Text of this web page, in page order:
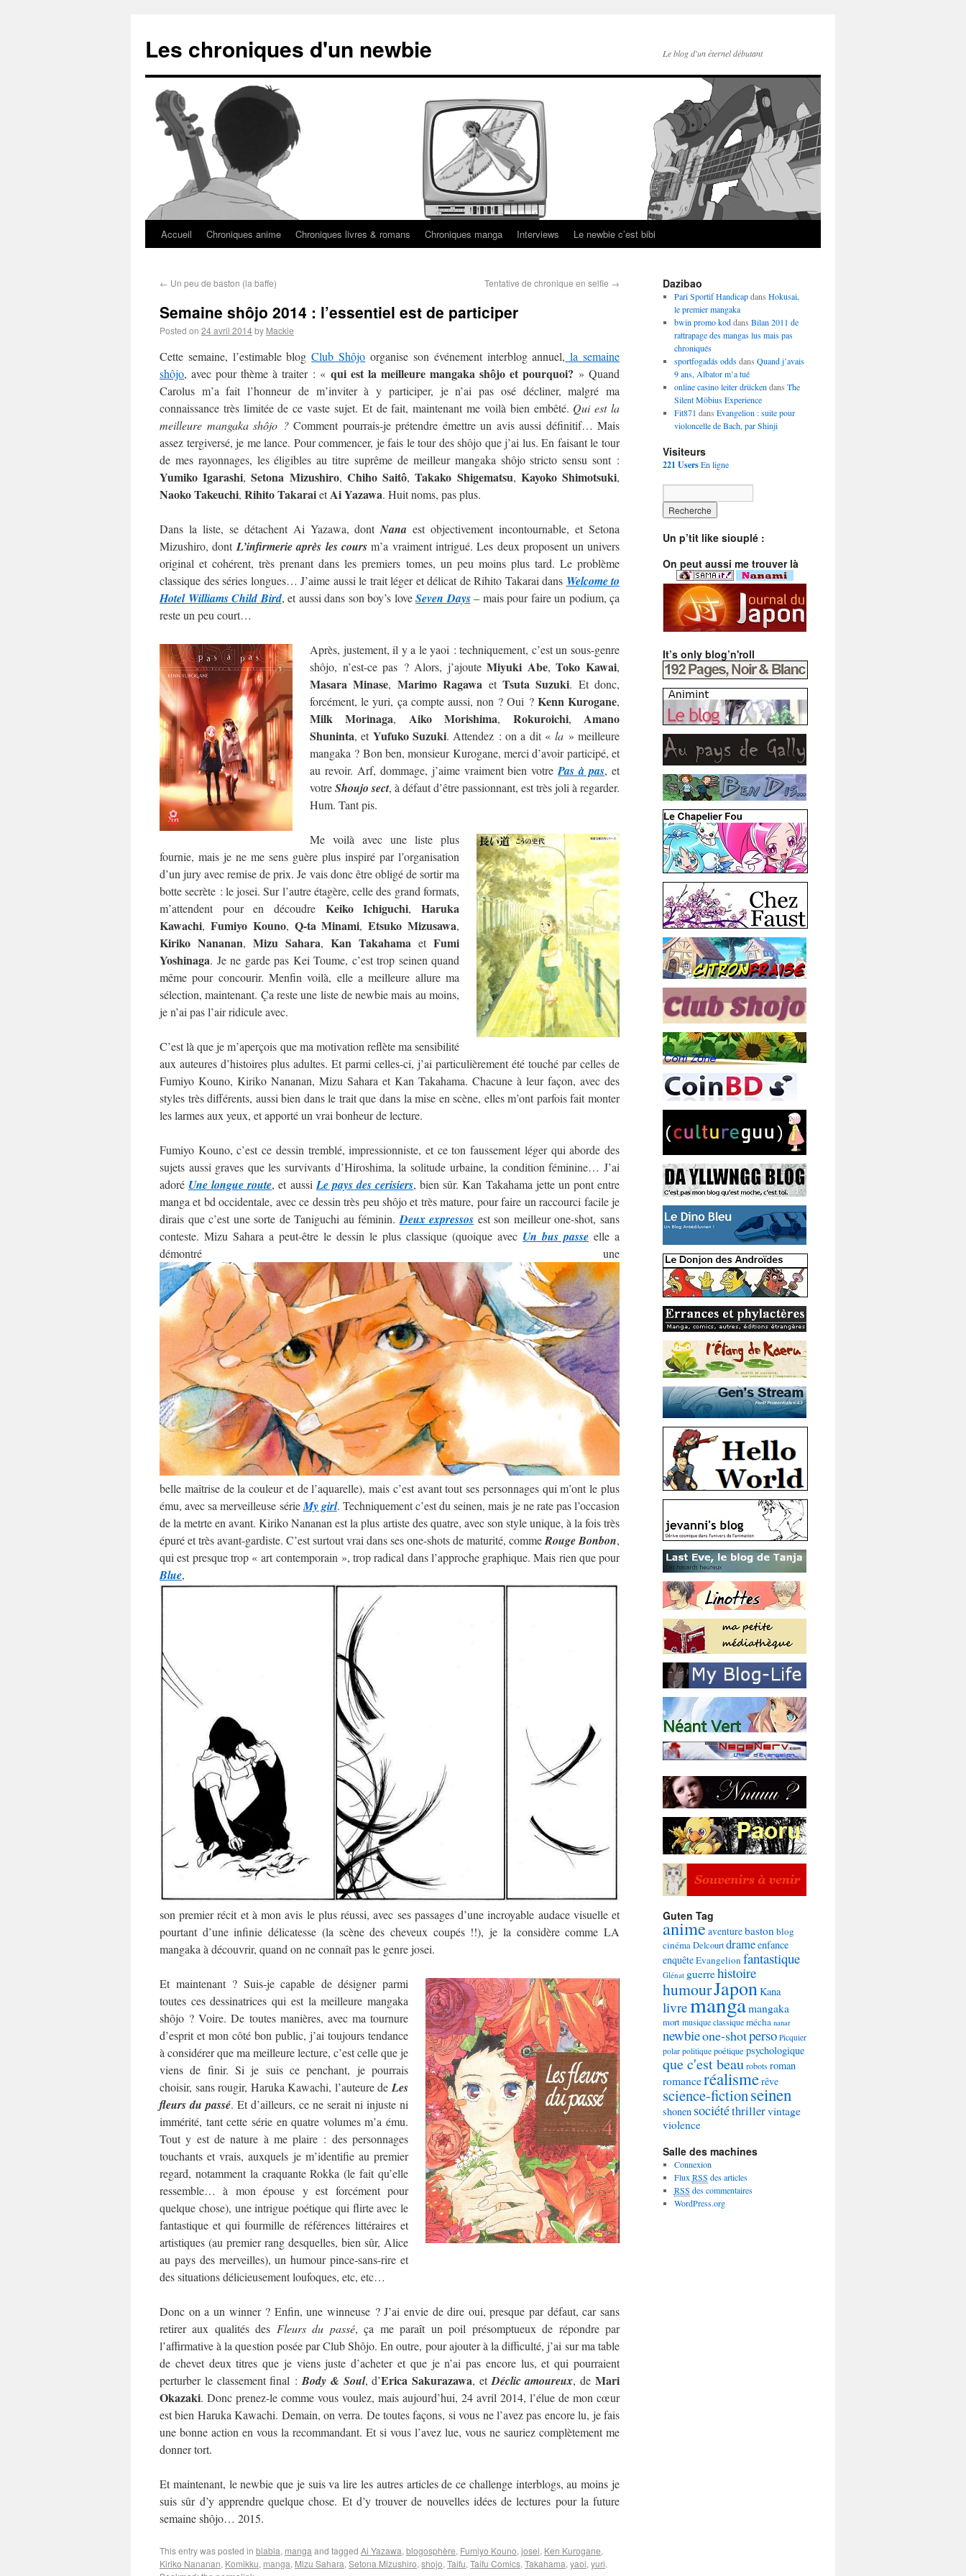
Les chroniques d'un newbie Le blog d'un éternel débutant
Accueil Chroniques anime Chroniques livres & romans Chroniques manga Interviews Le newbie c’est bibi
← Un peu de baston (la baffe) Tentative de chronique en selfie →
Semaine shôjo 2014 : l’essentiel est de participer
Posted on 24 avril 2014by Mackie
Cette semaine, l’estimable blogClub Shôjo organise son événement interblog annuel, la semaine
shôjo, avec pour thème à traiter : « qui est la meilleure mangaka shôjo et pourquoi? » Quand
Carolus m’a fait l’honneur de m’inviter à y participer, je n’ai pas osé décliner, malgré ma
connaissance très limitée de ce vaste sujet. Et de fait, maintenant me voilà bien embêté. Qui est la
meilleure mangaka shôjo ?Comment pourrais-je prétendre émettre un avis aussi définitif… Mais
assez tergiversé, je me lance. Pour commencer, je fais le tour des shôjo que j’ai lus. En faisant le tour
de mes rayonnages, les éligibles au titre suprême de meilleur mangaka shôjo stricto sensu sont :
Yumiko Igarashi,Setona Mizushiro, Chiho Saitô,Takako Shigematsu, Kayoko Shimotsuki,
NaokoTakeuchi, Rihito TakaraietAiYazawa. Huit noms, pas plus.
Dans la liste, se détachent Ai Yazawa, dontNana est objectivement incontournable, et Setona
Mizushiro, dont L’infirmerie après les coursm’a vraiment intrigué. Les deux proposent un univers
original et cohérent, très prenant dans les premiers tomes, un peu moins plus tard. Le problème
classique des séries longues… J’aime aussi le trait léger et délicat de Rihito Takarai dans Welcome to
Hotel Williams Child Bird, et aussi dans son boy’s loveSeven Days– mais pour faire un podium, ça
reste un peu court…
Après, justement, il y a le yaoi : techniquement, c’est un sous-genre
shôjo, n’est-ce pas ? Alors, j’ajouteMiyuki Abe,Toko Kawai,
Masara Minase, Marimo Ragawa et Tsuta Suzuki. Et donc,
forcément, le yuri, ça compte aussi, non ? Oui ? Kenn Kurogane,
Milk Morinaga, Aiko Morishima, Rokuroichi, Amano
Shuninta, et Yufuko Suzuki. Attendez : on a dit «la » meilleure
mangaka ? Bon ben, monsieur Kurogane, merci d’avoir participé, et
au revoir. Arf, dommage, j’aime vraiment bien votrePas à pas, et
votreShoujo sect, à défaut d’être passionnant, est très joli à regarder.
Hum. Tant pis.
Me voilà avec une liste plus
fournie, mais je ne me sens guère plus inspiré par l’organisation
d’un jury avec remise de prix. Je vais donc être obligé de sortir ma
botte secrète : le josei. Sur l’autre étagère, celle des grand formats,
m’attendent pour en découdre Keiko Ichiguchi,Haruka
Kawachi, Fumiyo Kouno, Q-ta Minami,Etsuko Mizusawa,
Kiriko Nananan, Mizu Sahara, Kan Takahama et Fumi
Yoshinaga. Je ne garde pas Kei Toume, c’est trop seinen quand
même pour concourir. Menfin voilà, elle a meilleure allure ma
sélection, maintenant. Ça reste une liste de newbie mais au moins,
je n’ai pas l’air ridicule avec.
C’est là que je m’aperçois que ma motivation reflète ma sensibilité
aux auteures d’histoires plus adultes. Et parmi celles-ci, j’ai particulièrement été touché par celles de
Fumiyo Kouno, Kiriko Nananan, Mizu Sahara et Kan Takahama. Chacune à leur façon, avec des
styles très différents, aussi bien dans le trait que dans la mise en scène, elles m’ont parfois fait monter
les larmes aux yeux, et apporté un vrai bonheur de lecture.
Fumiyo Kouno, c’est ce dessin tremblé, impressionniste, et ce ton faussement léger qui aborde des
sujets aussi graves que les survivants d’Hiroshima, la solitude urbaine, la condition féminine… J’ai
adoré Une longue route, et aussi Le pays des cerisiers, bien sûr. Kan Takahama jette un pont entre
manga et bd occidentale, avec ce dessin très peu shôjo et très mature, pour faire un raccourci facile je
dirais que c’est une sorte de Taniguchi au féminin. Deux expressos est son meilleur one-shot, sans
conteste. Mizu Sahara a peut-être le dessin le plus classique (quoique avec Un bus passe elle a
démontré une
belle maîtrise de la couleur et de l’aquarelle), mais c’est avant tout ses personnages qui m’ont le plus
ému, avec sa merveilleuse sérieMy girl. Techniquement c’est du seinen, mais je ne rate pas l’occasion
de la metrte en avant. Kiriko Nananan est la plus artiste des quatre, avec son style unique, à la fois très
épuré et très avant-gardiste. C’est surtout vrai dans ses one-shots de maturité, commeRouge Bonbon,
qui est presque trop « art contemporain », trop radical dans l’approche graphique. Mais rien que pour
Blue,
son premier récit et à mon avis le plus réussi, avec ses passages d’une incroyable audace visuelle et
pourtant d’une infinie délicatesse (la scène des cheveux coupés !!), je la considère comme LA
mangaka à découvrir, quand on ne connaît pas le genre josei.
Et maintenant ? Suis-je capable de désigner parmi
toutes ces dessinatrices qui est la meilleure mangaka
shôjo ? Voire. De toutes manières, avec ma tournure
d’esprit et mon côté bon public, j’ai toujours tendance
à considérer que ma meilleure lecture, c’est celle que je
viens de finir. Si je suis ce penchant, je pourrais
choisir, sans rougir, Haruka Kawachi, l’auteure deLes
fleurs du passé. Et d’ailleurs, ce ne serait ni injuste ni
immérité, tant cette série en quatre volumes m’a ému.
Tout y est de nature à me plaire : des personnages
touchants et vrais, auxquels je m’identifie au premier
regard, notamment la craquante Rokka (le fait qu’elle
ressemble… à mon épouse y est forcément pour
quelque chose), une intrigue poétique qui flirte avec le
fantastique et qui fourmille de références littéraires et
artistiques (au premier rang desquelles, bien sûr, Alice
au pays des merveilles), un humour pince-sans-rire et
des situations délicieusement loufoques, etc, etc…
Donc on a un winner ? Enfin, une winneuse ? J’ai envie de dire oui, presque par défaut, car sans
retirer aux qualités des Fleurs du passé, ça me paraît un poil présomptueux de répondre par
l’affirmative à la question posée par Club Shôjo. En outre, pour ajouter à la difficulté, j’ai sur ma table
de chevet deux titres que je viens juste d’acheter et que je n’ai pas encore lus, et qui pourraient
perturber le classement final :Body & Soul, d’Erica Sakurazawa, etDéclic amoureux, deMari
Okazaki. Donc prenez-le comme vous voulez, mais aujourd’hui, 24 avril 2014, l’élue de mon cœur
est bien Haruka Kawachi. Demain, on verra. De toutes façons, si vous ne l’avez pas encore lu, je fais
une bonne action en vous la recommandant. Et si vous l’avez lue, vous ne sauriez complètement me
donner tort.
Et maintenant, le newbie que je suis va lire les autres articles de ce challenge interblogs, au moins je
suis sûr d’y apprendre quelque chose. Et d’y trouver de nouvelles idées de lectures pour la future
semaine shôjo… 2015.
This entry was posted in blabla, manga and tagged Ai Yazawa, blogosphère, Fumiyo Kouno, josei, Ken Kurogane,
Kiriko Nananan, Komikku, manga, Mizu Sahara, Setona Mizushiro, shojo, Taifu, Taifu Comics, Takahama, yaoi, yuri.
Dazibao
Pari Sportif Handicapdans Hokusai,
le premier mangaka
bwin promo koddans Bilan 2011 de
rattrapage des mangas lus mais pas
chroniqués
sportfogadás oddsdans Quand j’avais
9 ans, Albator m’a tué
online casino leiter drücken dans The
Silent Möbius Experience
Fit871 dans Evangelion : suite pour
violoncelle de Bach, par Shinji
Visiteurs
221 UsersEn ligne
Un p’tit like siouplé :
On peut aussi me trouver là
It’s only blog’n'roll
Guten Tag
animeaventurebaston blog
cinémaDelcourtdrameenfance
enquêteEvangelion fantastique
Glénat guerrehistoire
humourJapon Kana
livremangamangaka
mortmusique classiquemécha nanar
newbieone-shotperso Picquier
polar politique poétique psychologique
que c'est beaurobotsroman
romanceréalismerêve
science-fictionseinen
shonen sociététhrillervintage
violence
Salle des machines
Connexion
Flux RSS des articles
RSS des commentaires
WordPress.org